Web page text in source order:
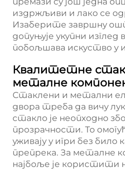
издржљиви и лако се
Изаберите завршну
допуњује укупни
побољшава искуство у
Квалитетне
металне
Стаклени и метални
двора треба да вичу
стакло је неопходно
прозрачности. То
уживају у игри без било
препрека. За металне
најбоље је користити